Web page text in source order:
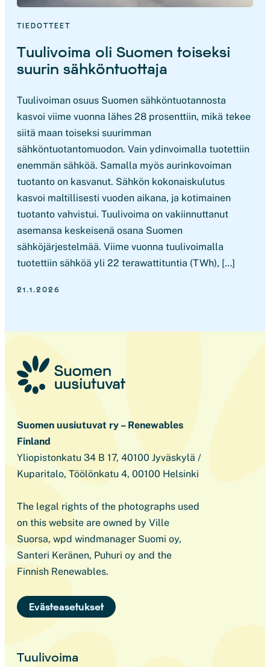
TIEDOTTEET
Tuulivoima oli Suomen toiseksi
suurin sähköntuottaja
Tuulivoiman osuus Suomen sähköntuotannosta
kasvoi viime vuonna lähes 28 prosenttiin, mikä tekee
siitä maan toiseksi suurimman
sähköntuotantomuodon. Vain ydinvoimalla tuotettiin
enemmän sähköä. Samalla myös aurinkovoiman
tuotanto on kasvanut. Sähkön kokonaiskulutus
kasvoi maltillisesti vuoden aikana, ja kotimainen
tuotanto vahvistui. Tuulivoima on vakiinnuttanut
asemansa keskeisenä osana Suomen
sähköjärjestelmää. Viime vuonna tuulivoimalla
tuotettiin sähköä yli 22 terawattituntia (TWh), […]
21.1.2026
Suomen uusiutuvat ry – Renewables
Finland
Yliopistonkatu 34 B 17, 40100 Jyväskylä /
Kuparitalo, Töölönkatu 4, 00100 Helsinki
The legal rights of the photographs used
on this website are owned by Ville
Suorsa, wpd windmanager Suomi oy,
Santeri Keränen, Puhuri oy and the
Finnish Renewables.
Evästeasetukset
Tuulivoima